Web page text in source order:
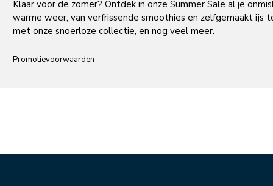
Klaar voor de zomer? Ontdek in onze Summer Sale al je
warme weer, van verfrissende smoothies en zelfgemaakt ijs
met onze snoerloze collectie, en nog veel meer.
Promotievoorwaarden